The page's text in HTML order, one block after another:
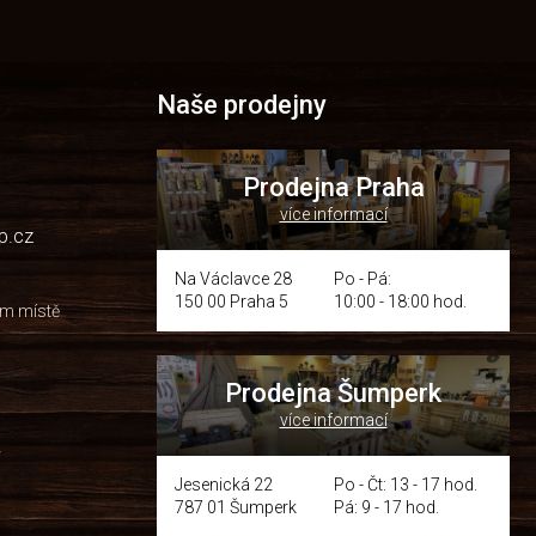
místě
Naše prodejny
Prodejna Praha
více informací
Na Václavce 28
150 00 Praha 5
Po - Pá:
10:00 - 18:00 hod.
Prodejna Šumperk
více informací
Jesenická 22
787 01 Šumperk
Po - Čt: 13 - 17 hod.
Pá: 9 - 17 hod.